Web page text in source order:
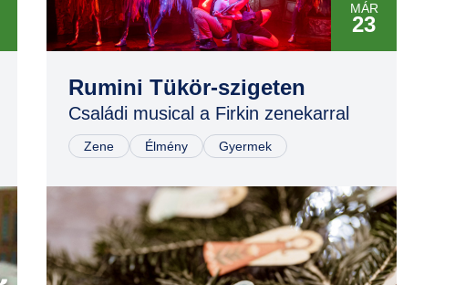
MÁR
23
NOV
02
NOV
03
Rumini Tükör-szigeten
Családi musical a Firkin zenekarral
Zene Élmény Gyermek